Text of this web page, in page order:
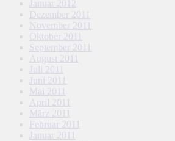
Januar 2012
Dezember 2011
November 2011
Oktober 2011
September 2011
August 2011
Juli 2011
Juni 2011
Mai 2011
April 2011
März 2011
Februar 2011
Januar 2011